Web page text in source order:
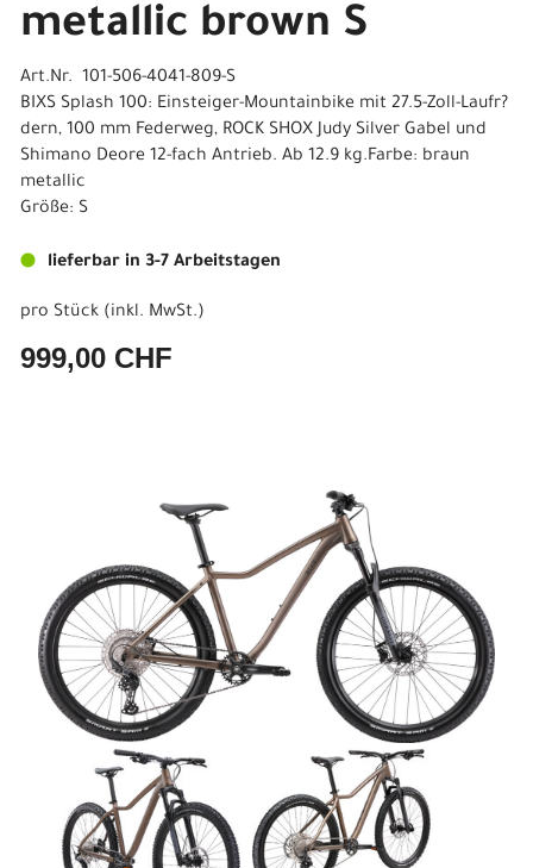
metallic brown S
Art.Nr. 101-506-4041-809-S
BIXS Splash 100: Einsteiger-Mountainbike mit 27.5-Zoll-Laufr?
dern, 100 mm Federweg, ROCK SHOX Judy Silver Gabel und
Shimano Deore 12-fach Antrieb. Ab 12.9 kg.Farbe: braun
metallic
Größe: S
lieferbar in 3-7 Arbeitstagen
pro Stück (inkl. MwSt.)
999,00 CHF